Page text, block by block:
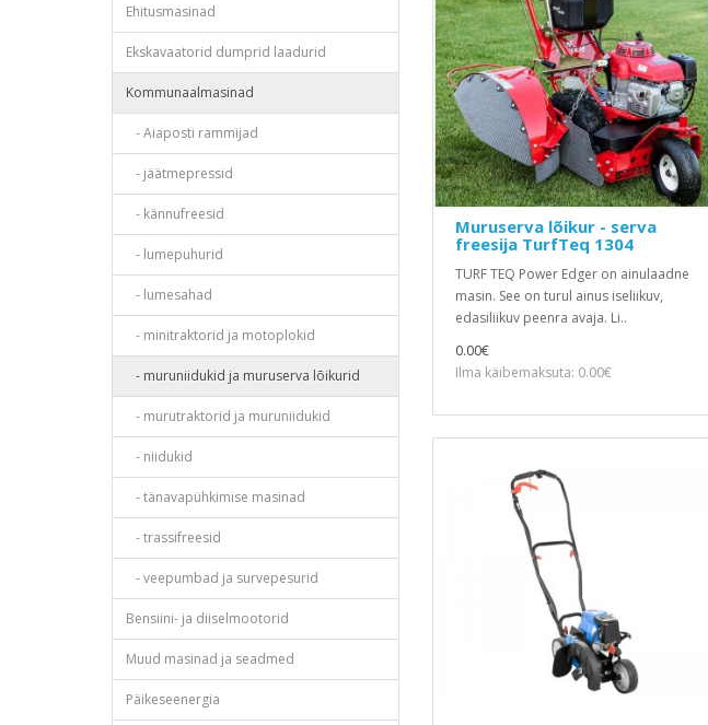
Ehitusmasinad
Ekskavaatorid dumprid laadurid
Kommunaalmasinad
- Aiaposti rammijad
- jäätmepressid
- kännufreesid
- lumepuhurid
- lumesahad
- minitraktorid ja motoplokid
- muruniidukid ja muruserva lõikurid
- murutraktorid ja muruniidukid
- niidukid
- tänavapühkimise masinad
- trassifreesid
- veepumbad ja survepesurid
Bensiini- ja diiselmootorid
Muud masinad ja seadmed
Päikeseenergia
Muruserva lõikur - serva
freesija TurfTeq 1304
TURF TEQ Power Edger on ainulaadne
masin. See on turul ainus iseliikuv,
edasiliikuv peenra avaja. Li..
0.00€
Ilma käibemaksuta: 0.00€